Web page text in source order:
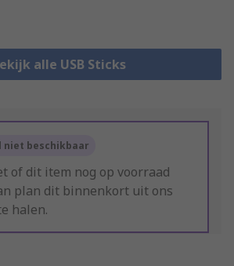
alle USB Sticks
niet beschikbaar
of dit item nog op voorraad
plan dit binnenkort uit ons
halen.